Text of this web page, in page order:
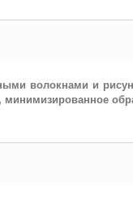
волокнами и